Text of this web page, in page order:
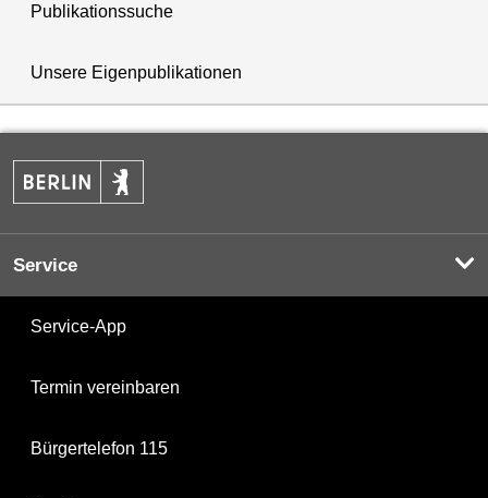
Publikationssuche
Unsere Eigenpublikationen
Service
Service-App
Termin vereinbaren
Bürgertelefon 115